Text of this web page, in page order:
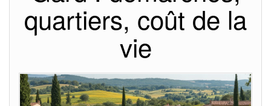
quartiers, coût de la
vie